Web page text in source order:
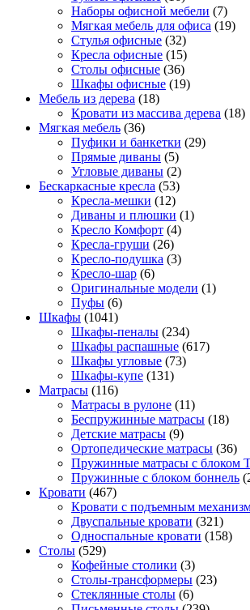
Наборы офисной мебели (7)
Мягкая мебель для офиса (19)
Стулья офисные (32)
Кресла офисные (15)
Столы офисные (36)
Шкафы офисные (19)
Мебель из дерева (18)
Кровати из массива дерева (18)
Мягкая мебель (36)
Пуфики и банкетки (29)
Прямые диваны (5)
Угловые диваны (2)
Бескаркасные кресла (53)
Кресла-мешки (12)
Диваны и плюшки (1)
Кресло Комфорт (4)
Кресла-груши (26)
Кресло-подушка (3)
Кресло-шар (6)
Оригинальные модели (1)
Пуфы (6)
Шкафы (1041)
Шкафы-пеналы (234)
Шкафы распашные (617)
Шкафы угловые (73)
Шкафы-купе (131)
Матрасы (116)
Матрасы в рулоне (11)
Беспружинные матрасы (18)
Детские матрасы (9)
Ортопедические матрасы (36)
Пружинные матрасы с блоком
Пружинные с блоком боннель
Кровати (467)
Кровати с подъемным
Двуспальные кровати (321)
Односпальные кровати (158)
Столы (529)
Кофейные столики (3)
Столы-трансформеры (23)
Стеклянные столы (6)